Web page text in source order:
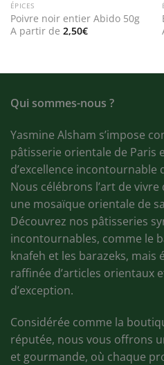
ÉPICES
Poivre noir entier Abido 50g
A partir de 2,50€
Qui sommes-nous ?
Yasmine Alsham s’impose
pâtisserie orientale de Paris
d’excellence incontournable
Nous célébrons l’art de
une mosaïque orientale de
Découvrez nos pâtisseries
incontournables, comme le
knafeh et les barazeks, mais
raffinée d’articles orientaux
d’exception.
Considérée comme la
réputée, nous vous offrons
et gourmande, où chaque